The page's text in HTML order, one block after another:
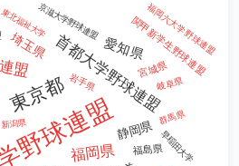
東京都首都大学野球連盟
盟
福岡県
愛知県
埼玉県
静岡県
福島県
宮城県
関甲新学生野球連盟
岩手県 岐阜県
群馬県
福岡六大学野球連盟
早稲田大学
京滋大学野球連盟
新潟県
東北福祉大学